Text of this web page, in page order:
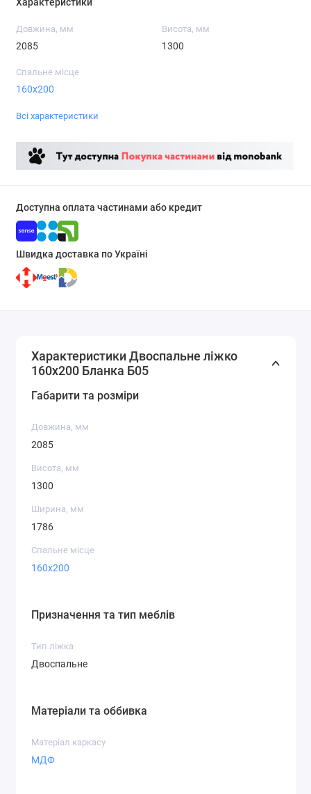
Довжина, мм
2085
Висота, мм
1300
Спальне місце
160x200
Всі характеристики
Доступна оплата частинами або кредит
Швидка доставка по Україні
Характеристики Двоспальне ліжко
160x200 Бланка Б05
Габарити та розміри
Довжина, мм
2085
Висота, мм
1300
Ширина, мм
1786
Спальне місце
160x200
Призначення та тип меблів
Тип ліжка
Двоспальне
Матеріали та оббивка
Матеріал каркасу
МДФ